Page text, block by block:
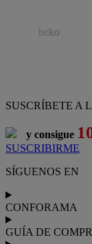
SUSCRÍBETE A
y consigue
SUSCRIBIRME
SÍGUENOS EN
CONFORAMA
GUÍA DE